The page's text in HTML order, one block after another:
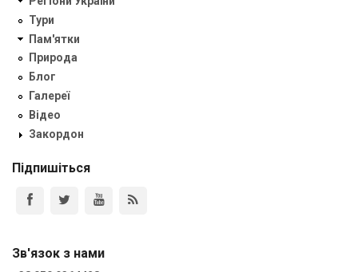
Тури
Пам'ятки
Природа
Блог
Галереї
Відео
Закордон
Підпишіться
Зв'язок з нами